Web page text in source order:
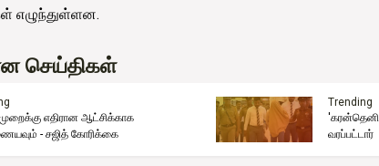
எழுந்துள்ளன.
செய்திகள்
எதிரான ஆட்சிக்காக
- சஜித் கோரிக்கை
Trending
வரப்பட்டார்